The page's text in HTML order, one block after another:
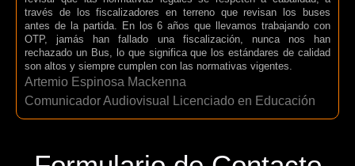
través de los fiscalizadores en terreno que revisan los buses
antes de la partida. En los 6 años que llevamos trabajando con
OTP, jamás han fallado una fiscalización, nunca nos han
rechazado un Bus, lo que significa que los estándares de calidad
son altos y siempre cumplen con las normativas vigentes.
Artemio Espinosa Mackenna
Comunicador Audiovisual Licenciado en Educación